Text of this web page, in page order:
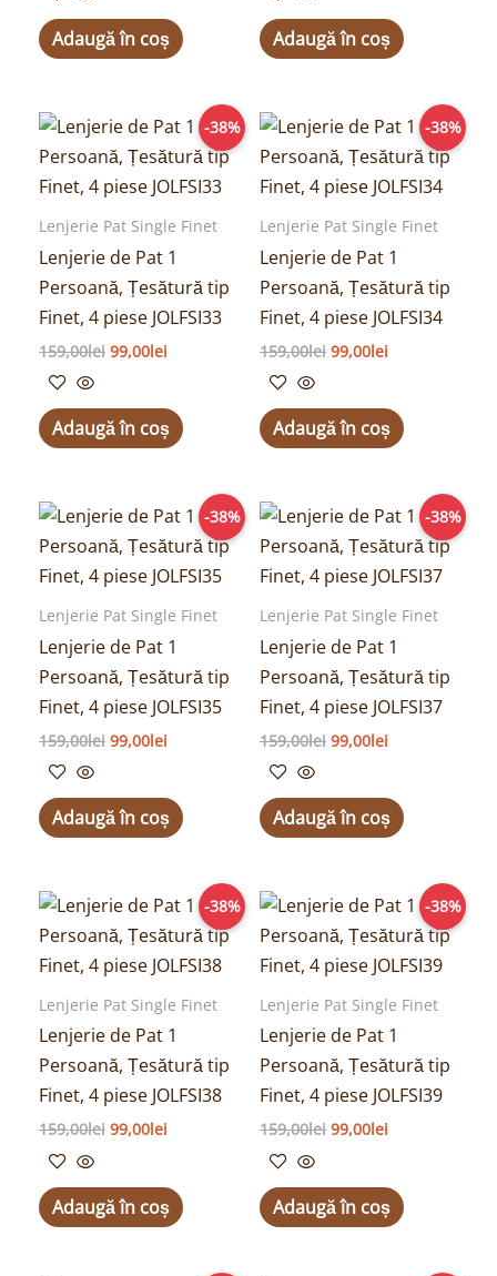
Adaugă în coș Adaugă în coș
-38%
Lenjerie Pat Single Finet
Lenjerie de Pat 1
Persoană, Țesătură tip
Finet, 4 piese JOLFSI33
159,00lei
Prețul
a
fost:
159,00lei.
99,00lei
Prețul
curent
este:
99,00lei.
Adaugă în coș
-38%
Lenjerie Pat Single Finet
Lenjerie de Pat 1
Persoană, Țesătură tip
Finet, 4 piese JOLFSI34
159,00lei
Prețul
a
fost:
159,00lei.
99,00lei
Prețul
curent
este:
99,00lei.
Adaugă în coș
-38%
Lenjerie Pat Single Finet
Lenjerie de Pat 1
Persoană, Țesătură tip
Finet, 4 piese JOLFSI35
159,00lei
Prețul
inițial
a
fost:
159,00lei.
99,00lei
Prețul
curent
este:
99,00lei.
Adaugă în coș
-38%
Lenjerie Pat Single Finet
Lenjerie de Pat 1
Persoană, Țesătură tip
Finet, 4 piese JOLFSI37
159,00lei
Prețul
inițial
a
fost:
159,00lei.
99,00lei
Prețul
curent
este:
99,00lei.
Adaugă în coș
-38%
Lenjerie Pat Single Finet
Lenjerie de Pat 1
Persoană, Țesătură tip
Finet, 4 piese JOLFSI38
159,00lei
Prețul
inițial
a
fost:
159,00lei.
99,00lei
Prețul
curent
este:
99,00lei.
Adaugă în coș
-38%
Lenjerie Pat Single Finet
Lenjerie de Pat 1
Persoană, Țesătură tip
Finet, 4 piese JOLFSI39
159,00lei
Prețul
inițial
a
fost:
159,00lei.
99,00lei
Prețul
curent
este:
99,00lei.
Adaugă în coș